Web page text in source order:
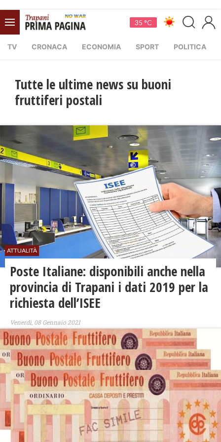
35 °C
TV CRONACA ECONOMIA SPORT POLITICA
Tutte le ultime news su buoni
fruttiferi postali
ATTUALITÀ
Poste Italiane: disponibili anche nella
provincia di Trapani i dati 2019 per la
richiesta dell’ISEE
Venerdì, 08 Gennaio 2021